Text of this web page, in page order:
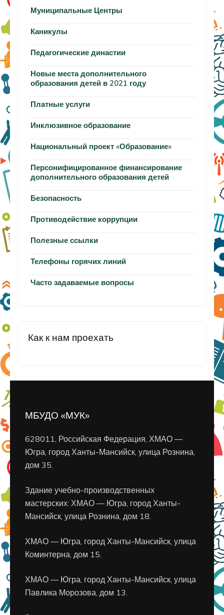
Муниципальные Центры
Каникулы
Педагогические династии
Новые места дополнительного
образования детей в 2021 году
Платные услуги
Инклюзивное образование
Национальный проект «Образование»
Персонифицированное финансирование
дополнительного образования детей
Безопасность
Противодействие коррупции
Полезные ссылки
Телефоны горячих линий
Часто задаваемые вопросы
Как к нам проехать
МБУДО «МУК»
628011, Российская Федерация, ХМАО —
Югра, город Ханты-Мансийск, улица Рознина,
дом 35.
Здание учебно-производственных
мастерских: ХМАО — Югра, город Ханты-
Мансийск, улица Рознина, дом 18.
ХМАО — Югра, город Ханты-Мансийск, улица
Коминтерна, дом 15.
ХМАО — Югра, город Ханты-Мансийск, улица
Павлика Морозова, дом 13.